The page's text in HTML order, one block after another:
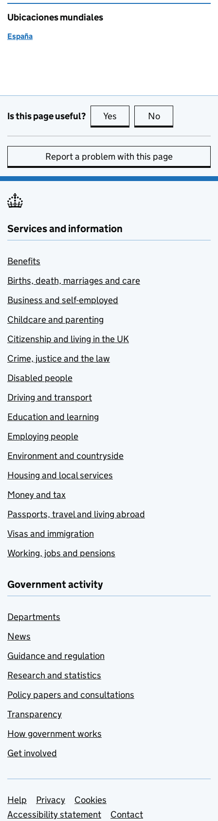
Ubicaciones mundiales
España
Is this page useful? Yes this page is useful
No
Report a problem with this page
Services and information
Benefits
Births, death, marriages and care
Business and self-employed
Childcare and parenting
Citizenship and living in the UK
Crime, justice and the law
Disabled people
Driving and transport
Education and learning
Employing people
Environment and countryside
Housing and local services
Money and tax
Passports, travel and living abroad
Visas and immigration
Working, jobs and pensions
Government activity
Departments
News
Guidance and regulation
Research and statistics
Policy papers and consultations
Transparency
How government works
Get involved
Support links
Help Privacy
Cookies
Accessibility statement
Contact